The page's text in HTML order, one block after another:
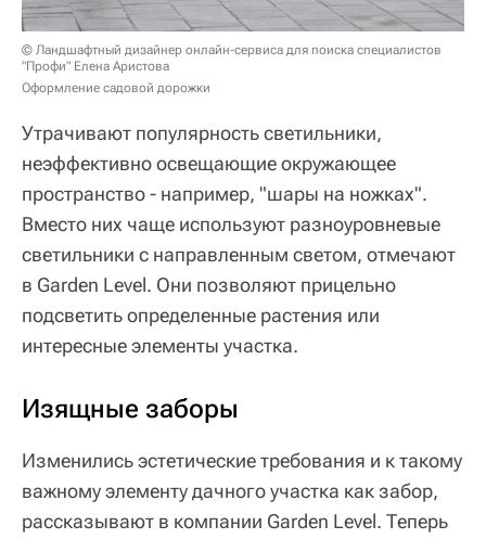
© Ландшафтный дизайнер онлайн-сервиса для поиска специалистов
"Профи" Елена Аристова
Оформление садовой дорожки
Утрачивают популярность светильники,
неэффективно освещающие окружающее
пространство - например, "шары на ножках".
Вместо них чаще используют разноуровневые
светильники с направленным светом, отмечают
в Garden Level. Они позволяют прицельно
подсветить определенные растения или
интересные элементы участка.
Изящные заборы
Изменились эстетические требования и к такому
важному элементу дачного участка как забор,
рассказывают в компании Garden Level. Теперь